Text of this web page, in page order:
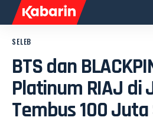
SELEB
BTS dan
Platinum RIAJ di
Tembus 100